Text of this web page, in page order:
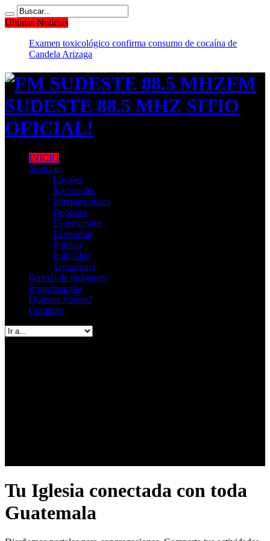
Ultimas Noticias
Examen toxicológico confirma consumo de cocaína de
Candela Arizaga
FM
SUDESTE 88.5 MHZ SITIO
OFICIAL!
INICIO
Noticias
Locales
Nacionales
Internacionales
Deportes
Espectaculos
Economia
Politica
Policiales
Tecnologia
Galería de imágenes
Programación
Quienes Somos?
Contacto
Tu Iglesia conectada con toda
Guatemala